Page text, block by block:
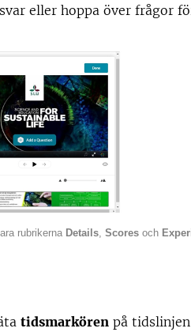
eller hoppa över frågor
rubrikerna Details, Scores och
tidsmarkören på